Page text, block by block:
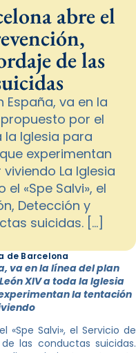
abre el
de las
España, va en la
por el
la Iglesia para
experimentan
La Iglesia
«Spe Salvi», el
Detección y
suicidas. […]
de Barcelona
va en la línea del plan
XIV a toda la Iglesia
la tentación
«Spe Salvi», el Servicio de
las conductas suicidas.